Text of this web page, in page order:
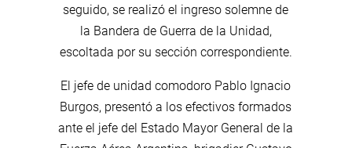
seguido, se realizó el ingreso solemne de
la Bandera de Guerra de la Unidad,
escoltada por su sección correspondiente.
El jefe de unidad comodoro Pablo Ignacio
Burgos, presentó a los efectivos formados
ante el jefe del Estado Mayor General de la